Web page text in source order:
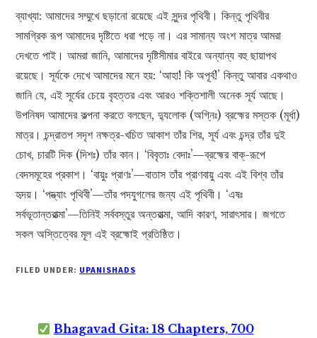
ব্যাখ্যা: আমাদের সম্মুখে ছড়ানো রয়েছে এই সুন্দর পৃথিবী। কিন্তু পৃথিবীর
সামগ্রিক রূপ আমাদের দৃষ্টিতে ধরা পড়ে না। এর সামান্য অংশ মাত্র আমরা
দেখতে পাই। আমরা জানি, আমাদের দৃষ্টিসীমার বাইরে অন্যান্য বহু ছায়াপথ
রয়েছে। সূর্যকে দেখে আমাদের মনে হয়: ‘আহা! কি অপূর্ব!’ কিন্তু আবার একথাও
জানি যে, এই সূর্যের চেয়ে বৃহত্তর এবং আরও শক্তিশালী অনেক সূর্য আছে।
উপনিষদ আমাদের কল্পনা করতে বলছেন, দ্যুলোক (অগ্নিঃ) ব্রহ্মের মস্তক (মূর্ধা)
মাত্র। চন্দ্রাতপ সদৃশ নক্ষত্র-খচিত আকাশ তাঁর শির, সূর্য এবং চন্দ্র তাঁর দুই
চোখ, চারটি দিক (দিশঃ) তাঁর কান। ‘বিবৃতাঃ বেদাঃ’—ব্রহ্মের বাক্‌-রূপে
বেদসমূহের প্রকাশ। ‘বায়ুঃ প্রাণঃ’—বাতাস তাঁর প্রাণবায়ু এবং এই বিশ্ব তাঁর
হৃদয়। ‘পদ্ভ্যাং পৃথিবী’—তাঁর পদযুগলের জন্য এই পৃথিবী। ‘এষঃ
সর্বভূতান্তরাত্মা’—তিনিই সর্ববস্তুর অন্তরাত্মা, আদি কারণ, সারাৎসার। জগতে
সকল অস্তিত্বের মূল এই ব্রহ্মোই প্রতিষ্ঠিত।
FILED UNDER: UPANISHADS
Bhagavad Gita: 18 Chapters, 700